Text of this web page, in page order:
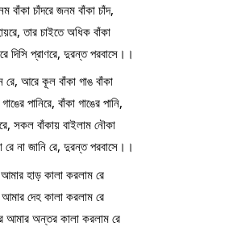
বাঁকা চাঁদরে জনম বাঁকা চাঁদ,
তার চাইতে অধিক বাঁকা
দিসি প্রাণরে, দুরন্ত পরবাসে।।
রে, আরে কূল বাঁকা গাঙ বাঁকা
পানিরে, বাঁকা গাঙের পানি,
সকল বাঁকায় বাইলাম নৌকা
রে না জানি রে, দুরন্ত পরবাসে।।
আমার হাড় কালা করলাম রে
আমার দেহ কালা করলাম রে
আমার অন্তর কালা করলাম রে